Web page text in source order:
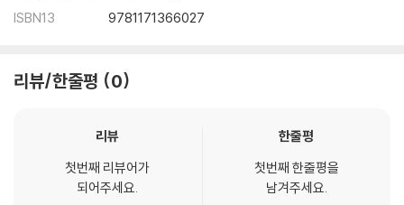
ISBN13
9781171366027
리뷰/한줄평 0
리뷰
첫번째 리뷰어가
되어주세요.
한줄평
첫번째 한줄평을
남겨주세요.